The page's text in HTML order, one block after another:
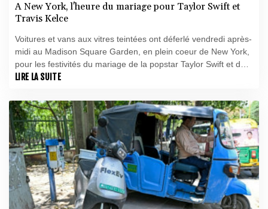
A New York, l'heure du mariage pour Taylor Swift et
Travis Kelce
Voitures et vans aux vitres teintées ont déferlé vendredi après-
midi au Madison Square Garden, en plein coeur de New York,
pour les festivités du mariage de la popstar Taylor Swift et du
footballeur américain Travis Kelce.
LIRE LA SUITE